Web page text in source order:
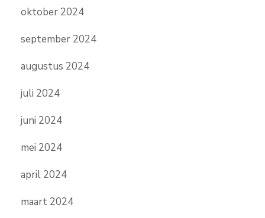
oktober 2024
september 2024
augustus 2024
juli 2024
juni 2024
mei 2024
april 2024
maart 2024